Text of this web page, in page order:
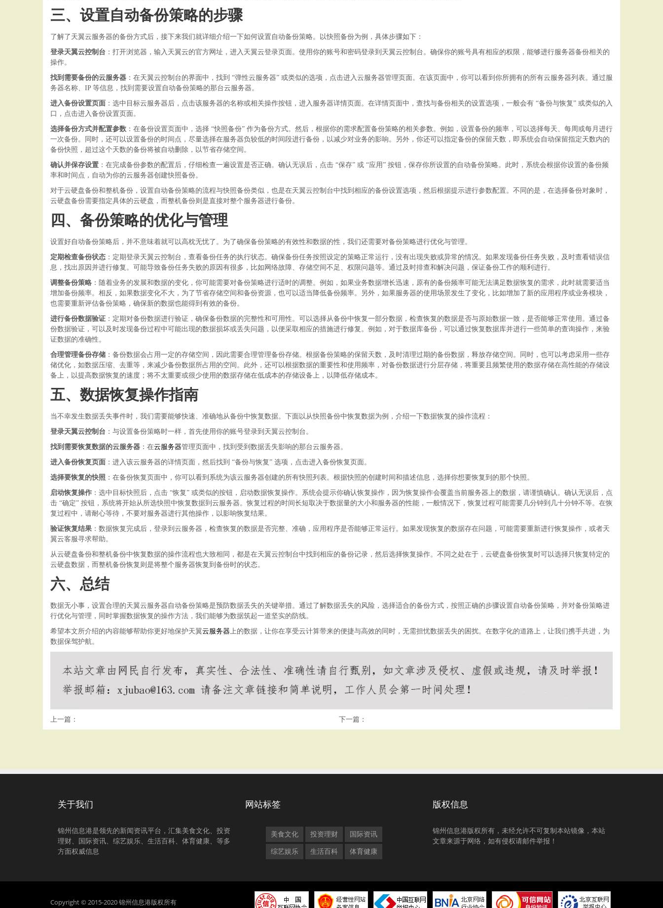
三、设置自动备份策略的步骤
了解了天翼云服务器的备份方式后，接下来我们就详细介绍一下如何设置自动备份策略。以快照备份为例，具体步骤如下：
登录天翼云控制台 ：打开浏览器，输入天翼云的官方网址，进入天翼云登录页面。使用你的账号和密码登录到天翼云控制台。确保你的账号具有相应的权限，能够进行服务器备份相关的
操作。
找到需要备份的云服务器 ：在天翼云控制台的界面中，找到 “弹性云服务器” 或类似的选项，点击进入云服务器管理页面。在该页面中，你可以看到你所拥有的所有云服务器列表。通过服
务器名称、IP 等信息，找到需要设置自动备份策略的那台云服务器。
进入备份设置页面 ：选中目标云服务器后，点击该服务器的名称或相关操作按钮，进入服务器详情页面。在详情页面中，查找与备份相关的设置选项，一般会有 “备份与恢复” 或类似的入
口，点击进入备份设置页面。
选择备份方式并配置参数 ：在备份设置页面中，选择 “快照备份” 作为备份方式。然后，根据你的需求配置备份策略的相关参数。例如，设置备份的频率，可以选择每天、每周或每月进行
一次备份。同时，还可以设置备份的时间点，尽量选择在服务器负较低的时间段进行备份，以减少对业务的影响。另外，你还可以指定备份的保留天数，即系统会自动保留指定天数内的
备份快照，超过这个天数的备份将被自动删除，以节省存储空间。
确认并保存设置 ：在完成备份参数的配置后，仔细检查一遍设置是否正确。确认无误后，点击 “保存” 或 “应用” 按钮，保存你所设置的自动备份策略。此时，系统会根据你设置的备份频
率和时间点，自动为你的云服务器创建快照备份。
对于云硬盘备份和整机备份，设置自动备份策略的流程与快照备份类似，也是在天翼云控制台中找到相应的备份设置选项，然后根据提示进行参数配置。不同的是，在选择备份对象时，
云硬盘备份需要指定具体的云硬盘，而整机备份则是直接对整个服务器进行备份。
四、备份策略的优化与管理
设置好自动备份策略后，并不意味着就可以高枕无忧了。为了确保备份策略的有效性和数据的性，我们还需要对备份策略进行优化与管理。
定期检查备份状态 ：定期登录天翼云控制台，查看备份任务的执行状态。确保备份任务按照设定的策略正常运行，没有出现失败或异常的情况。如果发现备份任务失败，及时查看错误信
息，找出原因并进行修复。可能导致备份任务失败的原因有很多，比如网络故障、存储空间不足、权限问题等。通过及时排查和解决问题，保证备份工作的顺利进行。
调整备份策略 ：随着业务的发展和数据的变化，你可能需要对备份策略进行适时的调整。例如，如果业务数据增长迅速，原有的备份频率可能无法满足数据恢复的需求，此时就需要适当
增加备份频率。相反，如果数据变化不大，为了节省存储空间和备份资源，也可以适当降低备份频率。另外，如果服务器的使用场景发生了变化，比如增加了新的应用程序或业务模块，
也需要重新评估备份策略，确保新的数据也能得到有效的备份。
进行备份数据验证 ：定期对备份数据进行验证，确保备份数据的完整性和可用性。可以选择从备份中恢复一部分数据，检查恢复的数据是否与原始数据一致，是否能够正常使用。通过备
份数据验证，可以及时发现备份过程中可能出现的数据损坏或丢失问题，以便采取相应的措施进行修复。例如，对于数据库备份，可以通过恢复数据库并进行一些简单的查询操作，来验
证数据的准确性。
合理管理备份存储 ：备份数据会占用一定的存储空间，因此需要合理管理备份存储。根据备份策略的保留天数，及时清理过期的备份数据，释放存储空间。同时，也可以考虑采用一些存
储优化，如数据压缩、去重等，来减少备份数据所占用的空间。此外，还可以根据数据的重要性和使用频率，对备份数据进行分层存储，将重要且频繁使用的数据存储在高性能的存储设
备上，以提高数据恢复的速度；将不太重要或很少使用的数据存储在低成本的存储设备上，以降低存储成本。
五、数据恢复操作指南
当不幸发生数据丢失事件时，我们需要能够快速、准确地从备份中恢复数据。下面以从快照备份中恢复数据为例，介绍一下数据恢复的操作流程：
登录天翼云控制台 ：与设置备份策略时一样，首先使用你的账号登录到天翼云控制台。
找到需要恢复数据的云服务器 ：在云服务器管理页面中，找到受到数据丢失影响的那台云服务器。
进入备份恢复页面 ：进入该云服务器的详情页面，然后找到 “备份与恢复” 选项，点击进入备份恢复页面。
选择要恢复的快照 ：在备份恢复页面中，你可以看到系统为该云服务器创建的所有快照列表。根据快照的创建时间和描述信息，选择你想要恢复到的那个快照。
启动恢复操作 ：选中目标快照后，点击 “恢复” 或类似的按钮，启动数据恢复操作。系统会提示你确认恢复操作，因为恢复操作会覆盖当前服务器上的数据，请谨慎确认。确认无误后，点
击 “确定” 按钮，系统将开始从所选快照中恢复数据到云服务器。恢复过程的时间长短取决于数据量的大小和服务器的性能，一般情况下，恢复过程可能需要几分钟到几十分钟不等。在恢
复过程中，请耐心等待，不要对服务器进行其他操作，以影响恢复结果。
验证恢复结果 ：数据恢复完成后，登录到云服务器，检查恢复的数据是否完整、准确，应用程序是否能够正常运行。如果发现恢复的数据存在问题，可能需要重新进行恢复操作，或者天
翼云客服寻求帮助。
从云硬盘备份和整机备份中恢复数据的操作流程也大致相同，都是在天翼云控制台中找到相应的备份记录，然后选择恢复操作。不同之处在于，云硬盘备份恢复时可以选择只恢复特定的
云硬盘数据，而整机备份恢复则是将整个服务器恢复到备份时的状态。
六、总结
数据无小事，设置合理的天翼云服务器自动备份策略是预防数据丢失的关键举措。通过了解数据丢失的风险，选择适合的备份方式，按照正确的步骤设置自动备份策略，并对备份策略进
行优化与管理，同时掌握数据恢复的操作方法，我们能够为数据筑起一道坚实的防线。
希望本文所介绍的内容能够帮助你更好地保护天翼云服务器上的数据，让你在享受云计算带来的便捷与高效的同时，无需担忧数据丢失的困扰。在数字化的道路上，让我们携手共进，为
数据保驾护航。
上一篇： 下一篇：
关于我们
锦州信息港是领先的新闻资讯平台，汇集美食文化、投资
理财、国际资讯、综艺娱乐、生活百科、体育健康、等多
方面权威信息
网站标签
美食文化 投资理财 国际资讯
综艺娱乐 生活百科 体育健康
版权信息
锦州信息港版权所有，未经允许不可复制本站镜像，本站
文章来源于网络，如有侵权请邮件举报！
Copyright © 2015-2020 锦州信息港版权所有